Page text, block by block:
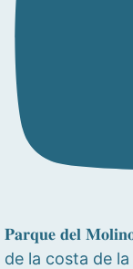
𝐏𝐚𝐫𝐪𝐮𝐞 𝐝𝐞𝐥
de la costa de